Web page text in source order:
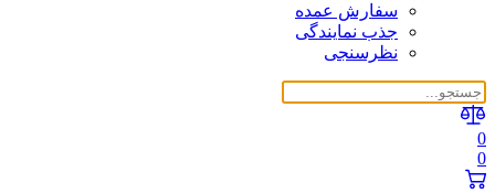
سفارش عمده
جذب نمایندگی
نظرسنجی
0
0